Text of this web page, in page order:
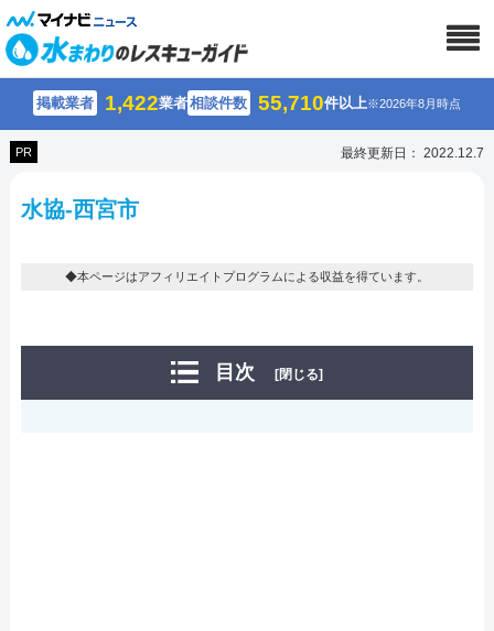
掲載業者 1,422業者相談件数 55,710件以上※2026年8月時点
PR 最終更新日： 2022.12.7
水協-西宮市
◆本ページはアフィリエイトプログラムによる収益を得ています。
目次 [閉じる]